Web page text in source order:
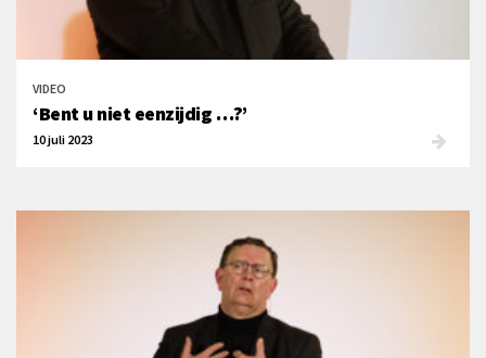
VIDEO
‘Bent u niet eenzijdig …?’
10 juli 2023